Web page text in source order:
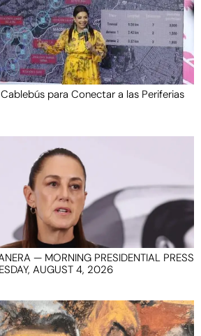
para Conectar a las Periferias
— MORNING PRESIDENTIAL PRESS
AUGUST 4, 2026